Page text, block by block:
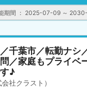
期間 ： 2025-07-09 ～
千葉市／転勤ナシ
／家庭もプライベ
♪
社クラスト）